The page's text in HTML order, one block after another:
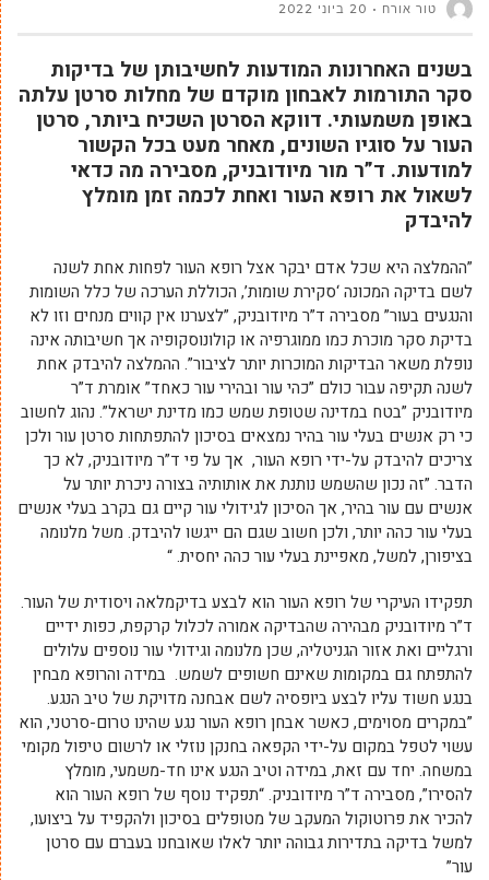
טור אורח 20 ביוני 2022
בשנים האחרונות המודעות לחשיבותן של בדיקות
סקר התורמות לאבחון מוקדם של מחלות סרטן עלתה
באופן משמעותי. דווקא הסרטן השכיח ביותר, סרטן
העור על סוגיו השונים, מאחר מעט בכל הקשור
למודעות. ד”ר מור מיודובניק, מסבירה מה כדאי
לשאול את רופא העור ואחת לכמה זמן מומלץ
להיבדק
”ההמלצה היא שכל אדם יבקר אצל רופא העור לפחות אחת לשנה
לשם בדיקה המכונה ‘סקירת שומות’, הכוללת הערכה של כלל השומות
והנגעים בעור” מסבירה ד”ר מיודובניק, ”לצערנו אין קווים מנחים וזו לא
בדיקת סקר מוכרת כמו ממוגרפיה או קולונוסקופיה אך חשיבותה אינה
נופלת משאר הבדיקות המוכרות יותר לציבור”. ההמלצה להיבדק אחת
לשנה תקיפה עבור כולם ”כהי עור ובהירי עור כאחד” אומרת ד”ר
מיודובניק ”בטח במדינה שטופת שמש כמו מדינת ישראל”. נהוג לחשוב
כי רק אנשים בעלי עור בהיר נמצאים בסיכון להתפתחות סרטן עור ולכן
צריכים להיבדק על-ידי רופא העור, אך על פי ד”ר מיודובניק, לא כך
הדבר. ”זה נכון שהשמש נותנת את אותותיה בצורה ניכרת יותר על
אנשים עם עור בהיר, אך הסיכון לגידולי עור קיים גם בקרב בעלי אנשים
בעלי עור כהה יותר, ולכן חשוב שגם הם ייגשו להיבדק. משל מלנומה
בציפורן, למשל, מאפיינת בעלי עור כהה יחסית. “
תפקידו העיקרי של רופא העור הוא לבצע בדיקמלאה ויסודית של העור.
ד”ר מיודובניק מבהירה שהבדיקה אמורה לכלול קרקפת, כפות ידיים
ורגליים ואת אזור הגניטליה, שכן מלנומה וגידולי עור נוספים עלולים
להתפתח גם במקומות שאינם חשופים לשמש. במידה והרופא מבחין
בנגע חשוד עליו לבצע ביופסיה לשם אבחנה מדויקת של טיב הנגע.
”במקרים מסוימים, כאשר אבחן רופא העור נגע שהינו טרום-סרטני, הוא
עשוי לטפל במקום על-ידי הקפאה בחנקן נוזלי או לרשום טיפול מקומי
במשחה. יחד עם זאת, במידה וטיב הנגע אינו חד-משמעי, מומלץ
להסירו”, מסבירה ד”ר מיודובניק. “תפקיד נוסף של רופא העור הוא
להכיר את פרוטוקול המעקב של מטופלים בסיכון ולהקפיד על ביצועו,
למשל בדיקה בתדירות גבוהה יותר לאלו שאובחנו בעברם עם סרטן
עור”